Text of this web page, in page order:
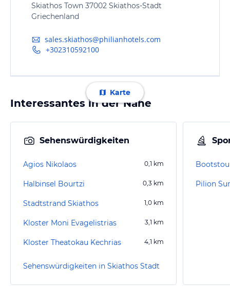
Skiathos Town 37002 Skiathos-Stadt
Griechenland
sales.skiathos@philianhotels.com
+302310592100
Karte
Interessantes in der Nähe
Sehenswürdigkeiten
Agios Nikolaos 0,1 km
Halbinsel Bourtzi 0,3 km
Stadtstrand Skiathos 1,0 km
Kloster Moni Evagelistrias 3,1 km
Kloster Theatokau Kechrias 4,1 km
Sehenswürdigkeiten in Skiathos Stadt
Pilion